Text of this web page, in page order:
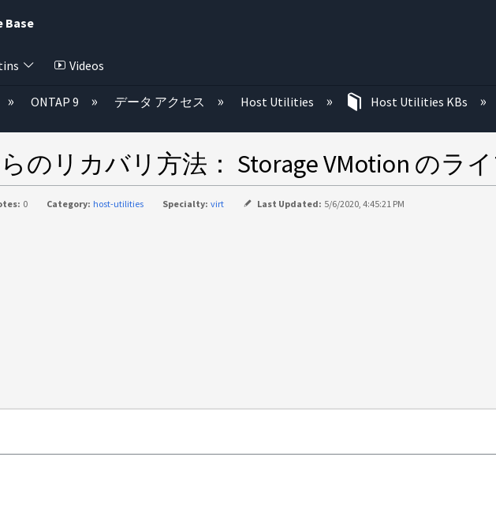
Base
Videos
開/折りたたむ
ONTAP 9 データ アクセス Host Utilities Host Utilities KBs
らのリカバリ方法： Storage VMotion のラ
0 Category: host-utilities Specialty: virt Last Updated: 5/6/2020, 4:45:21 PM